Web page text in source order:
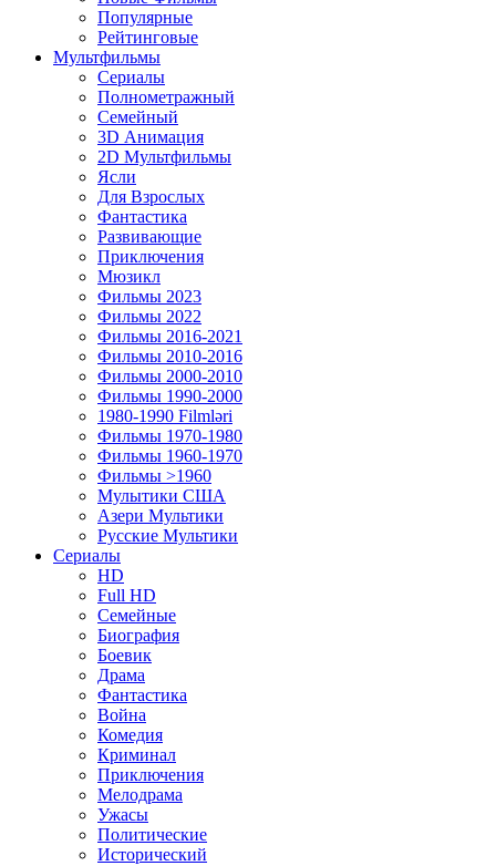
Популярные
Рейтинговые
Мультфильмы
Сериалы
Полнометражный
Семейный
3D Анимация
2D Мультфильмы
Ясли
Для Взрослых
Фантастика
Развивающие
Приключения
Мюзикл
Фильмы 2023
Фильмы 2022
Фильмы 2016-2021
Фильмы 2010-2016
Фильмы 2000-2010
Фильмы 1990-2000
1980-1990 Filmləri
Фильмы 1970-1980
Фильмы 1960-1970
Фильмы >1960
Мулытики США
Азери Мультики
Русские Мультики
Сериалы
HD
Full HD
Семейные
Биография
Боевик
Драма
Фантастика
Война
Комедия
Криминал
Приключения
Мелодрама
Ужасы
Политические
Исторический